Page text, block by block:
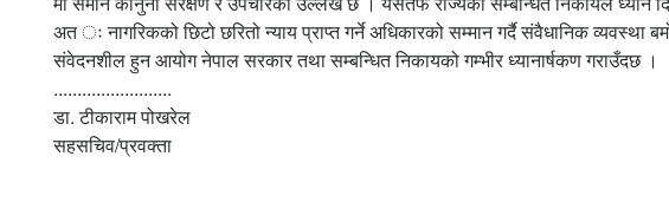
अत ः नागरिकको छिटो छरितो न्याय प्राप्त गर्ने अधिकारको सम्मान गर्दै संवैधानिक व्यवस्था
संवेदनशील हुन आयोग नेपाल सरकार तथा सम्बन्धित निकायको गम्भीर ध्यानार्षकण गराउँदछ ।
.........................
डा. टीकाराम पोखरेल
सहसचिव/प्रवक्ता